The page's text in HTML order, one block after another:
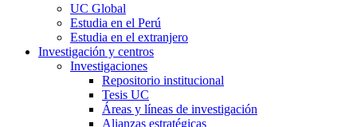
UC Global
Estudia en el Perú
Estudia en el extranjero
Investigación y centros
Investigaciones
Repositorio institucional
Tesis UC
Áreas y líneas de investigación
Alianzas estratégicas